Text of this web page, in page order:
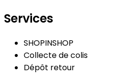
Services
SHOPINSHOP
Collecte de colis
Dépôt retour